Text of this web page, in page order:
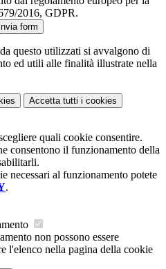
2016, GDPR.
Invia form
questo utilizzati si avvalgono di
ed utili alle finalità illustrate nella
Accetta tutti i cookies
quali cookie consentire.
consentono il funzionamento della
necessari al funzionamento potete
.
non possono essere
l'elenco nella pagina della cookie